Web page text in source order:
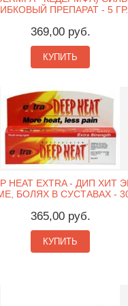
ПРЕПАРАТ - 5
369,00 руб.
КУПИТЬ
HEAT EXTRA - ДИП
БОЛЯХ В СУСТАВАХ -
365,00 руб.
КУПИТЬ